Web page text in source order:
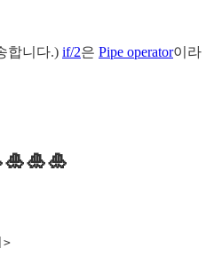
합니다.) if/2은 Pipe operator이라
|>